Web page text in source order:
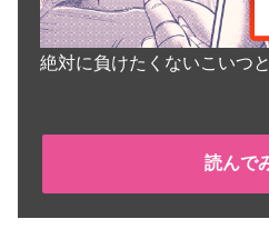
絶対に負けたくないこいつ
読んで